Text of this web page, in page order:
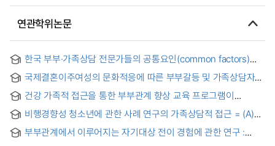
연관학위논문
한국 부부·가족상담 전문가들의 공통요인(common factors)
경험에 관한 합의적 질적 연구 = A Consensual Qualitative
Research on the Experiences of Common Factors among
Couple and Family Counseling Expert in Korea
국제결혼이주여성의 문화적응에 따른 부부갈등 및 가족상담자
기대 = About Conflicts between Couples among Women,
who had International Marriage and Immigrated in
Accordance with Cultural Adaptation, and about
Expectations of Family Counselors
건강 가족적 접근을 통한 부부관계 향상 교육 프로그램이
의사소통, 결혼만족, 부부관계, 결혼적응에 미치는 효과 = (The)
Effect of Marital Enrichment Education Program developed
in the point of healthy family approach view on
Communication, Marital Satisfaction, Marital Adjustment,
비행경향성 청소년에 관한 사례 연구의 가족상담적 접근 = (A)
Case Study of Juvenile Delinquency on Family
Counseling
부부관계에서 이루어지는 자기대상 전이 경험에 관한 연구 :